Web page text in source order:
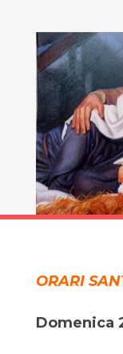
ORARI
Domenica